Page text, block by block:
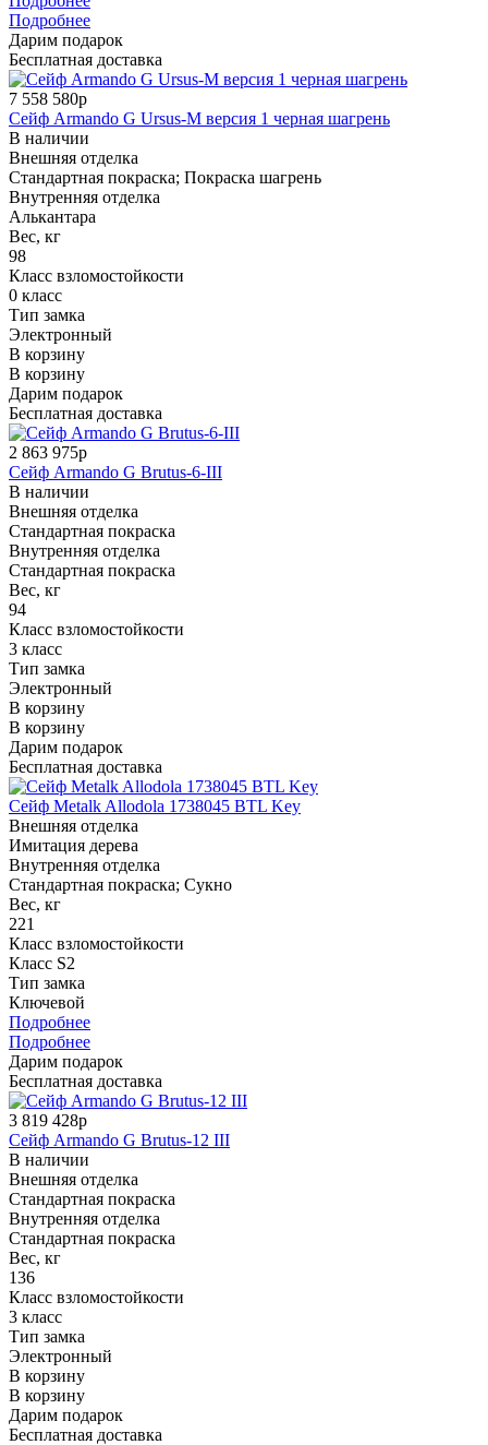
Подробнее
Дарим подарок
Бесплатная доставка
7 558 580р
Сейф Armando G Ursus-M версия 1 черная шагрень
В наличии
Внешняя отделка
Стандартная покраска; Покраска шагрень
Внутренняя отделка
Алькантара
Вес, кг
98
Класс взломостойкости
0 класс
Тип замка
Электронный
В корзину
В корзину
Дарим подарок
Бесплатная доставка
2 863 975р
Сейф Armando G Brutus-6-III
В наличии
Внешняя отделка
Стандартная покраска
Внутренняя отделка
Стандартная покраска
Вес, кг
94
Класс взломостойкости
3 класс
Тип замка
Электронный
В корзину
В корзину
Дарим подарок
Бесплатная доставка
Сейф Metalk Allodola 1738045 BTL Key
Внешняя отделка
Имитация дерева
Внутренняя отделка
Стандартная покраска; Сукно
Вес, кг
221
Класс взломостойкости
Класс S2
Тип замка
Ключевой
Подробнее
Подробнее
Дарим подарок
Бесплатная доставка
3 819 428р
Сейф Armando G Brutus-12 III
В наличии
Внешняя отделка
Стандартная покраска
Внутренняя отделка
Стандартная покраска
Вес, кг
136
Класс взломостойкости
3 класс
Тип замка
Электронный
В корзину
В корзину
Дарим подарок
Бесплатная доставка